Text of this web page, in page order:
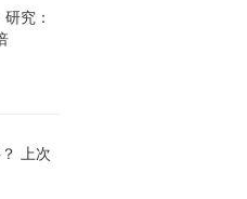
究：
上次